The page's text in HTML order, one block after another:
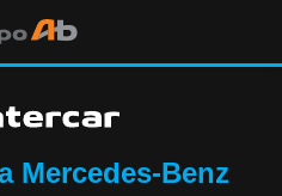
Mercedes-Benz